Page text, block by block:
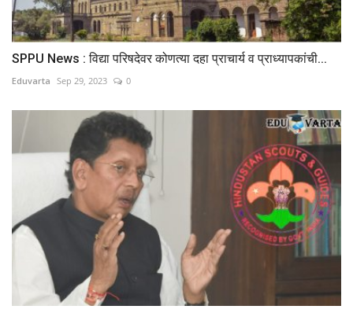
SPPU News : विद्या परिषदेवर कोणत्या दहा प्राचार्य व प्राध्यापकांची...
Eduvarta Sep 29, 2023 0